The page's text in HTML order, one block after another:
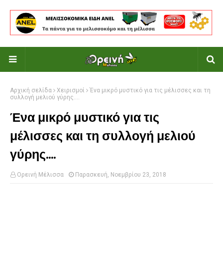
Αρχική σελίδα Χειρισμοί
Ένα μικρό μυστικό για τις μέλισσες και τη
συλλογή μελιού γύρης....
Ένα μικρό μυστικό για τις
μέλισσες και τη συλλογή μελιού
γύρης....
Ορεινή Μέλισσα Παρασκευή, Νοεμβρίου 23, 2018